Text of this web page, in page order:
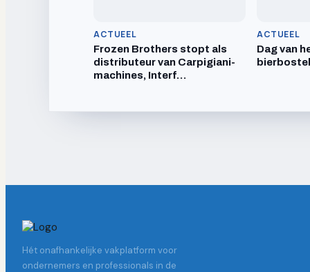
ACTUEEL
Frozen Brothers stopt als
distributeur van Carpigiani-
machines, Interf…
ACTUEEL
Dag van
Hét onafhankelijke vakplatform voor
ondernemers en professionals in de